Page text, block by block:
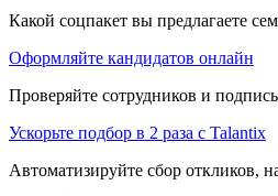
Какой соцпакет вы предлагаете
Оформляйте кандидатов онлайн
Проверяйте сотрудников и
Ускорьте подбор в 2 раза с Talantix
Автоматизируйте сбор откликов,